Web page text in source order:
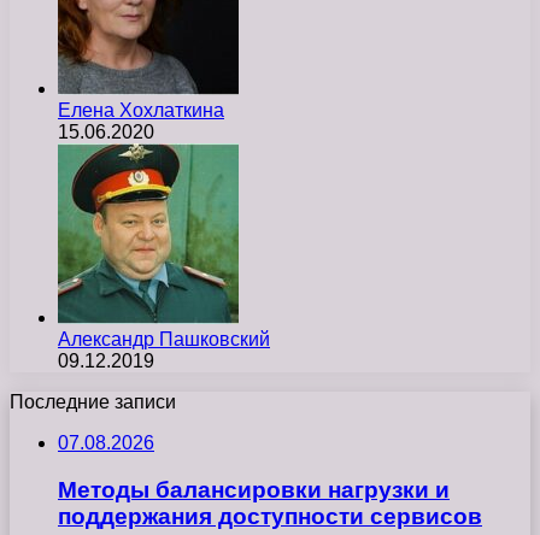
Елена Хохлаткина
15.06.2020
Александр Пашковский
09.12.2019
Последние записи
07.08.2026
Методы балансировки нагрузки и
поддержания доступности сервисов